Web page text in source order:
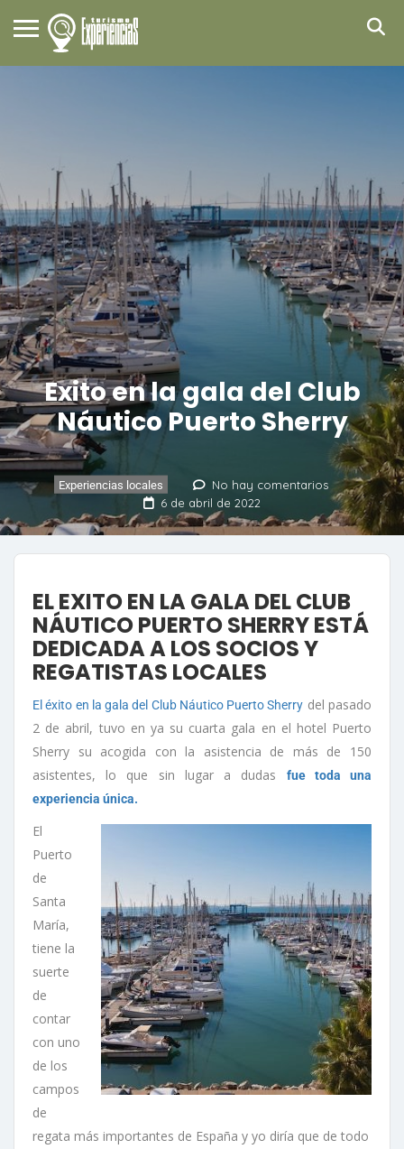
Exito en la gala del Club
Náutico Puerto Sherry
Experiencias locales
No hay comentarios
6 de abril de 2022
EL EXITO EN LA GALA DEL CLUB
NÁUTICO PUERTO SHERRY ESTÁ
DEDICADA A LOS SOCIOS Y
REGATISTAS LOCALES
El éxito en la gala del Club Náutico Puerto Sherry del pasado
2 de abril, tuvo en ya su cuarta gala en el hotel Puerto
Sherry su acogida con la asistencia de más de 150
asistentes, lo que sin lugar a dudas
fue toda una
experiencia única.
El
Puerto
de
Santa
María,
tiene la
suerte
de
contar
con uno
de los
campos
de
regata más importantes de España y yo diría que de todo